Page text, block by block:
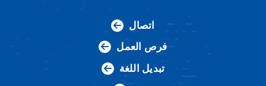
اتصال
فرص العمل
تبديل اللغة